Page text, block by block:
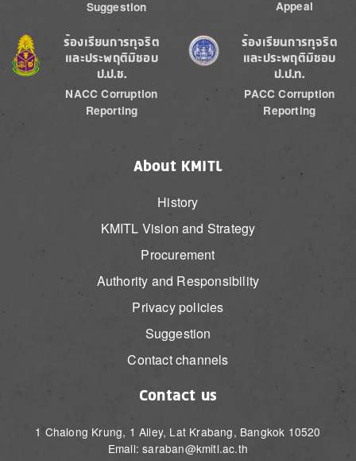
Suggestion
Appeal
Image
ร้องเรียนการทุจริต
และประพฤติมิชอบ
ป.ป.ช.
NACC Corruption
Reporting
Image
ร้องเรียนการทุจริต
และประพฤติมิชอบ
ป.ป.ท.
PACC Corruption
Reporting
About KMITL
History
KMITL Vision and Strategy
Procurement
Authority and Responsibility
Privacy policies
Suggestion
Contact channels
Contact us
1 Chalong Krung, 1 Alley, Lat Krabang, Bangkok 10520
Email: saraban@kmitl.ac.th